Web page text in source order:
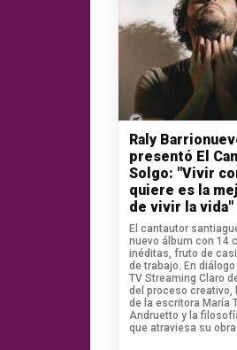
Raly
presentó El
Solgo: "Vivir
quiere es la
de vivir la vida"
El cantautor
nuevo álbum con 14
inéditas, fruto de
de trabajo. En
TV Streaming Claro
del proceso creativo,
de la escritora María
Andruetto y la
que atraviesa su obra.